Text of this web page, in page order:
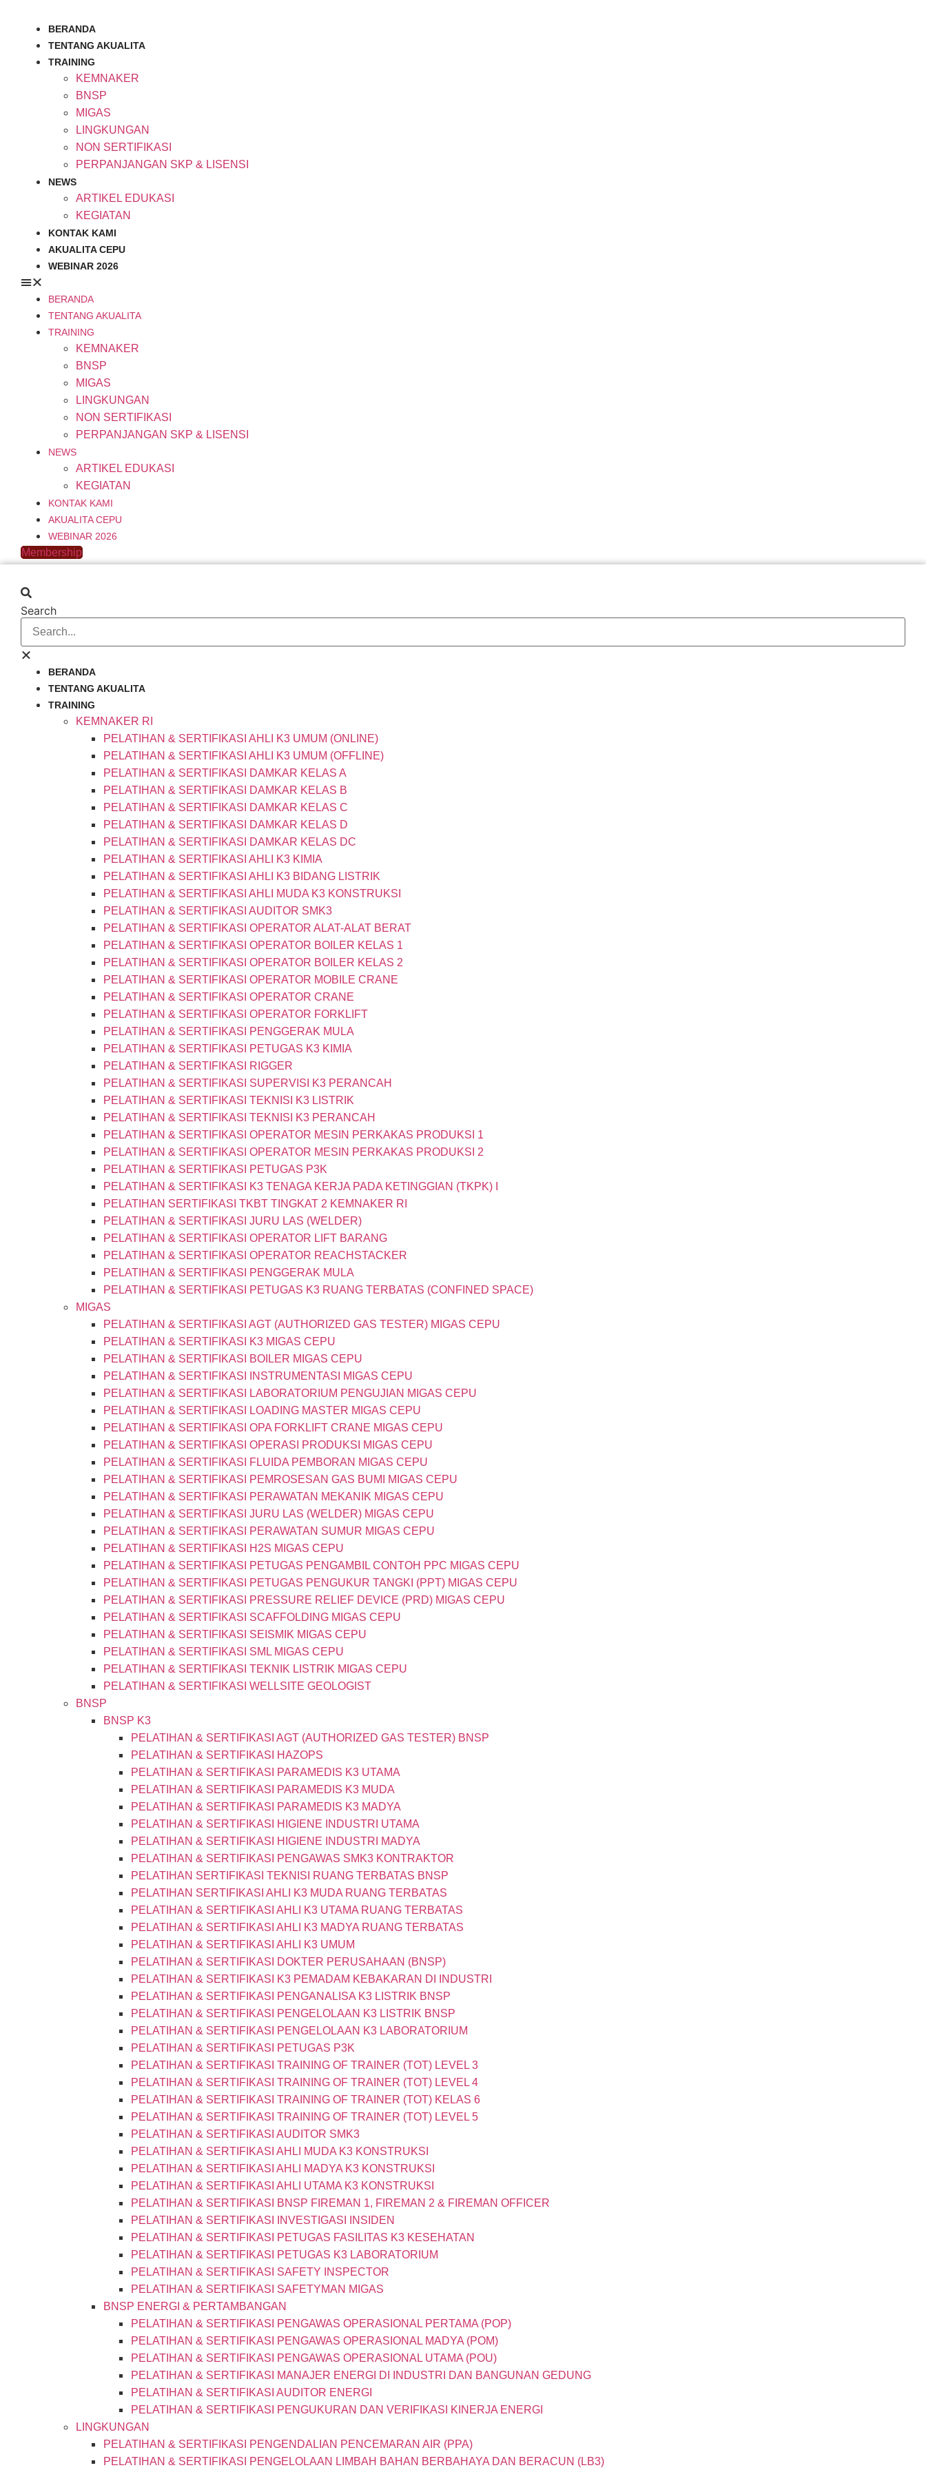
content
BERANDA
TENTANG AKUALITA
TRAINING
KEMNAKER
BNSP
MIGAS
LINGKUNGAN
NON SERTIFIKASI
PERPANJANGAN SKP & LISENSI
NEWS
ARTIKEL EDUKASI
KEGIATAN
KONTAK KAMI
AKUALITA CEPU
WEBINAR 2026
BERANDA
TENTANG AKUALITA
TRAINING
KEMNAKER
BNSP
MIGAS
LINGKUNGAN
NON SERTIFIKASI
PERPANJANGAN SKP & LISENSI
NEWS
ARTIKEL EDUKASI
KEGIATAN
KONTAK KAMI
AKUALITA CEPU
WEBINAR 2026
Membership
Search
BERANDA
TENTANG AKUALITA
TRAINING
KEMNAKER RI
PELATIHAN & SERTIFIKASI AHLI K3 UMUM (ONLINE)
PELATIHAN & SERTIFIKASI AHLI K3 UMUM (OFFLINE)
PELATIHAN & SERTIFIKASI DAMKAR KELAS A
PELATIHAN & SERTIFIKASI DAMKAR KELAS B
PELATIHAN & SERTIFIKASI DAMKAR KELAS C
PELATIHAN & SERTIFIKASI DAMKAR KELAS D
PELATIHAN & SERTIFIKASI DAMKAR KELAS DC
PELATIHAN & SERTIFIKASI AHLI K3 KIMIA
PELATIHAN & SERTIFIKASI AHLI K3 BIDANG LISTRIK
PELATIHAN & SERTIFIKASI AHLI MUDA K3 KONSTRUKSI
PELATIHAN & SERTIFIKASI AUDITOR SMK3
PELATIHAN & SERTIFIKASI OPERATOR ALAT-ALAT BERAT
PELATIHAN & SERTIFIKASI OPERATOR BOILER KELAS 1
PELATIHAN & SERTIFIKASI OPERATOR BOILER KELAS 2
PELATIHAN & SERTIFIKASI OPERATOR MOBILE CRANE
PELATIHAN & SERTIFIKASI OPERATOR CRANE
PELATIHAN & SERTIFIKASI OPERATOR FORKLIFT
PELATIHAN & SERTIFIKASI PENGGERAK MULA
PELATIHAN & SERTIFIKASI PETUGAS K3 KIMIA
PELATIHAN & SERTIFIKASI RIGGER
PELATIHAN & SERTIFIKASI SUPERVISI K3 PERANCAH
PELATIHAN & SERTIFIKASI TEKNISI K3 LISTRIK
PELATIHAN & SERTIFIKASI TEKNISI K3 PERANCAH
PELATIHAN & SERTIFIKASI OPERATOR MESIN PERKAKAS PRODUKSI 1
PELATIHAN & SERTIFIKASI OPERATOR MESIN PERKAKAS PRODUKSI 2
PELATIHAN & SERTIFIKASI PETUGAS P3K
PELATIHAN & SERTIFIKASI K3 TENAGA KERJA PADA KETINGGIAN (TKPK) I
PELATIHAN SERTIFIKASI TKBT TINGKAT 2 KEMNAKER RI
PELATIHAN & SERTIFIKASI JURU LAS (WELDER)
PELATIHAN & SERTIFIKASI OPERATOR LIFT BARANG
PELATIHAN & SERTIFIKASI OPERATOR REACHSTACKER
PELATIHAN & SERTIFIKASI PENGGERAK MULA
PELATIHAN & SERTIFIKASI PETUGAS K3 RUANG TERBATAS (CONFINED SPACE)
MIGAS
PELATIHAN & SERTIFIKASI AGT (AUTHORIZED GAS TESTER) MIGAS CEPU
PELATIHAN & SERTIFIKASI K3 MIGAS CEPU
PELATIHAN & SERTIFIKASI BOILER MIGAS CEPU
PELATIHAN & SERTIFIKASI INSTRUMENTASI MIGAS CEPU
PELATIHAN & SERTIFIKASI LABORATORIUM PENGUJIAN MIGAS CEPU
PELATIHAN & SERTIFIKASI LOADING MASTER MIGAS CEPU
PELATIHAN & SERTIFIKASI OPA FORKLIFT CRANE MIGAS CEPU
PELATIHAN & SERTIFIKASI OPERASI PRODUKSI MIGAS CEPU
PELATIHAN & SERTIFIKASI FLUIDA PEMBORAN MIGAS CEPU
PELATIHAN & SERTIFIKASI PEMROSESAN GAS BUMI MIGAS CEPU
PELATIHAN & SERTIFIKASI PERAWATAN MEKANIK MIGAS CEPU
PELATIHAN & SERTIFIKASI JURU LAS (WELDER) MIGAS CEPU
PELATIHAN & SERTIFIKASI PERAWATAN SUMUR MIGAS CEPU
PELATIHAN & SERTIFIKASI H2S MIGAS CEPU
PELATIHAN & SERTIFIKASI PETUGAS PENGAMBIL CONTOH PPC MIGAS CEPU
PELATIHAN & SERTIFIKASI PETUGAS PENGUKUR TANGKI (PPT) MIGAS CEPU
PELATIHAN & SERTIFIKASI PRESSURE RELIEF DEVICE (PRD) MIGAS CEPU
PELATIHAN & SERTIFIKASI SCAFFOLDING MIGAS CEPU
PELATIHAN & SERTIFIKASI SEISMIK MIGAS CEPU
PELATIHAN & SERTIFIKASI SML MIGAS CEPU
PELATIHAN & SERTIFIKASI TEKNIK LISTRIK MIGAS CEPU
PELATIHAN & SERTIFIKASI WELLSITE GEOLOGIST
BNSP
BNSP K3
PELATIHAN & SERTIFIKASI AGT (AUTHORIZED GAS TESTER) BNSP
PELATIHAN & SERTIFIKASI HAZOPS
PELATIHAN & SERTIFIKASI PARAMEDIS K3 UTAMA
PELATIHAN & SERTIFIKASI PARAMEDIS K3 MUDA
PELATIHAN & SERTIFIKASI PARAMEDIS K3 MADYA
PELATIHAN & SERTIFIKASI HIGIENE INDUSTRI UTAMA
PELATIHAN & SERTIFIKASI HIGIENE INDUSTRI MADYA
PELATIHAN & SERTIFIKASI PENGAWAS SMK3 KONTRAKTOR
PELATIHAN SERTIFIKASI TEKNISI RUANG TERBATAS BNSP
PELATIHAN SERTIFIKASI AHLI K3 MUDA RUANG TERBATAS
PELATIHAN & SERTIFIKASI AHLI K3 UTAMA RUANG TERBATAS
PELATIHAN & SERTIFIKASI AHLI K3 MADYA RUANG TERBATAS
PELATIHAN & SERTIFIKASI AHLI K3 UMUM
PELATIHAN & SERTIFIKASI DOKTER PERUSAHAAN (BNSP)
PELATIHAN & SERTIFIKASI K3 PEMADAM KEBAKARAN DI INDUSTRI
PELATIHAN & SERTIFIKASI PENGANALISA K3 LISTRIK BNSP
PELATIHAN & SERTIFIKASI PENGELOLAAN K3 LISTRIK BNSP
PELATIHAN & SERTIFIKASI PENGELOLAAN K3 LABORATORIUM
PELATIHAN & SERTIFIKASI PETUGAS P3K
PELATIHAN & SERTIFIKASI TRAINING OF TRAINER (TOT) LEVEL 3
PELATIHAN & SERTIFIKASI TRAINING OF TRAINER (TOT) LEVEL 4
PELATIHAN & SERTIFIKASI TRAINING OF TRAINER (TOT) KELAS 6
PELATIHAN & SERTIFIKASI TRAINING OF TRAINER (TOT) LEVEL 5
PELATIHAN & SERTIFIKASI AUDITOR SMK3
PELATIHAN & SERTIFIKASI AHLI MUDA K3 KONSTRUKSI
PELATIHAN & SERTIFIKASI AHLI MADYA K3 KONSTRUKSI
PELATIHAN & SERTIFIKASI AHLI UTAMA K3 KONSTRUKSI
PELATIHAN & SERTIFIKASI BNSP FIREMAN 1, FIREMAN 2 & FIREMAN OFFICER
PELATIHAN & SERTIFIKASI INVESTIGASI INSIDEN
PELATIHAN & SERTIFIKASI PETUGAS FASILITAS K3 KESEHATAN
PELATIHAN & SERTIFIKASI PETUGAS K3 LABORATORIUM
PELATIHAN & SERTIFIKASI SAFETY INSPECTOR
PELATIHAN & SERTIFIKASI SAFETYMAN MIGAS
BNSP ENERGI & PERTAMBANGAN
PELATIHAN & SERTIFIKASI PENGAWAS OPERASIONAL PERTAMA (POP)
PELATIHAN & SERTIFIKASI PENGAWAS OPERASIONAL MADYA (POM)
PELATIHAN & SERTIFIKASI PENGAWAS OPERASIONAL UTAMA (POU)
PELATIHAN & SERTIFIKASI MANAJER ENERGI DI INDUSTRI DAN BANGUNAN GEDUNG
PELATIHAN & SERTIFIKASI AUDITOR ENERGI
PELATIHAN & SERTIFIKASI PENGUKURAN DAN VERIFIKASI KINERJA ENERGI
LINGKUNGAN
PELATIHAN & SERTIFIKASI PENGENDALIAN PENCEMARAN AIR (PPA)
PELATIHAN & SERTIFIKASI PENGELOLAAN LIMBAH BAHAN BERBAHAYA DAN BERACUN (LB3)